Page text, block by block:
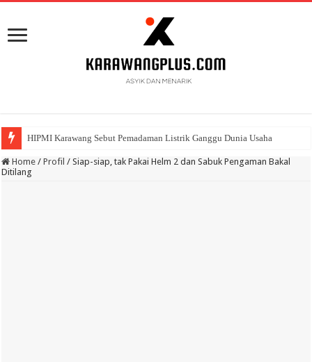
HIPMI Karawang Sebut Pemadaman Listrik Ganggu Dunia Usaha
BPK Ganjar WTP ke 11 Pada Laporan Keuangan Pemda Karawang
Home / Profil / Siap-siap, tak Pakai Helm 2 dan Sabuk Pengaman Bakal
Ditilang